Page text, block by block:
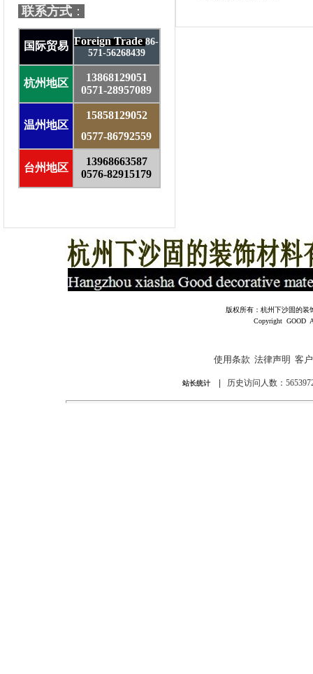
联系方式：
国际贸易 Foreign Trade86-
571-56268439
杭州地区
13868129051
0571-28957089
温州地区
15858129052
0577-86792559
台州地区
13968663587
0576-82915179
版权所有：杭州下沙固的装饰
Copyright GOOD All
使用条款 法律声明 客
站长统计 历史访问人数：